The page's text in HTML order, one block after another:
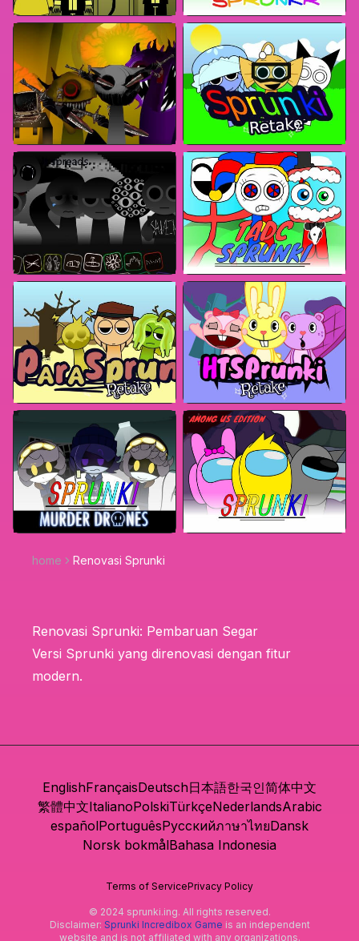
home Renovasi Sprunki
Renovasi Sprunki: Pembaruan Segar
Versi Sprunki yang direnovasi dengan fitur
modern.
EnglishFrançaisDeutsch日本語한국인简体中文
繁體中文ItalianoPolskiTürkçeNederlandsArabic
españolPortuguêsРусскийภาษาไทยDansk
Norsk bokmålBahasa Indonesia
Terms of ServicePrivacy Policy
© 2024 sprunki.ing. All rights reserved.
Disclaimer: Sprunki Incredibox Game is an independent
website and is not affiliated with any organizations.